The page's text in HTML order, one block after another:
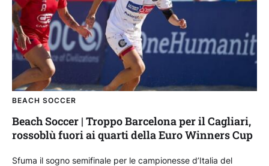
BEACH SOCCER
Beach Soccer | Troppo Barcelona per il Cagliari,
rossoblù fuori ai quarti della Euro Winners Cup
Sfuma il sogno semifinale per le campionesse d’Italia del